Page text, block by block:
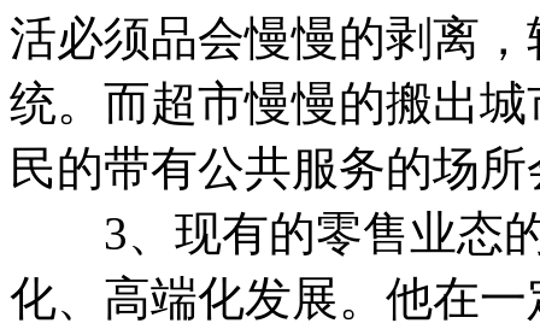
活必须品会慢慢的剥离
统。而超市慢慢的搬出
民的带有公共服务的场
3、现有的零售业态的
化、高端化发展。他在